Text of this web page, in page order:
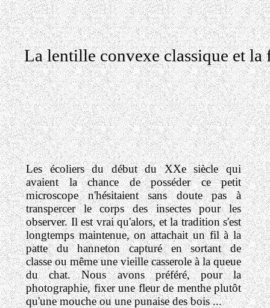
La lentille convexe classique et la
Les écoliers du début du XXe siècle qui
avaient la chance de posséder ce petit
microscope n'hésitaient sans doute pas à
transpercer le corps des insectes pour les
observer. Il est vrai qu'alors, et la tradition s'est
longtemps maintenue, on attachait un fil à la
patte du hanneton capturé en sortant de
classe ou même une vieille casserole à la queue
du chat. Nous avons préféré, pour la
photographie, fixer une fleur de menthe plutôt
qu'une mouche ou une punaise des bois ...